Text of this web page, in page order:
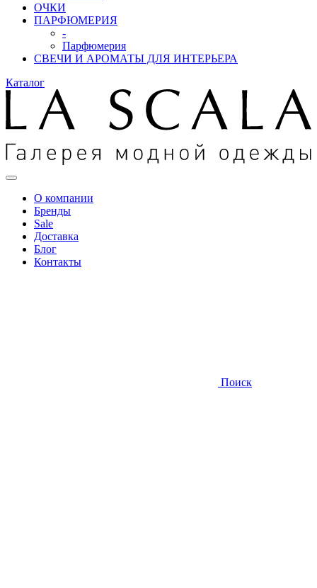
ОЧКИ
ПАРФЮМЕРИЯ
-
Парфюмерия
СВЕЧИ И АРОМАТЫ ДЛЯ ИНТЕРЬЕРА
Каталог
О компании
Бренды
Sale
Доставка
Блог
Контакты
Поиск